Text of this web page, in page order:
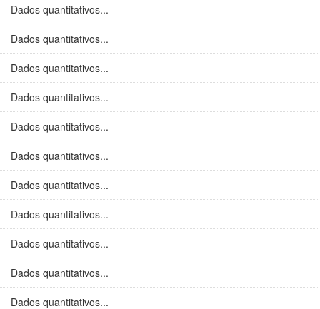
Dados quantitativos...
Dados quantitativos...
Dados quantitativos...
Dados quantitativos...
Dados quantitativos...
Dados quantitativos...
Dados quantitativos...
Dados quantitativos...
Dados quantitativos...
Dados quantitativos...
Dados quantitativos...